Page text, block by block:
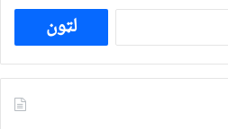
ددی
لپاره
لټون: